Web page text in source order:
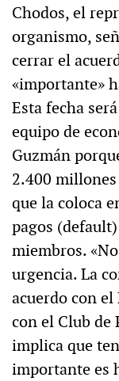
Chodos, el
organismo,
cerrar el
«importante»
Esta fecha
equipo de
Guzmán
2.400
que la coloca
pagos
miembros.
urgencia. La
acuerdo con
con el Club de
implica que
importante es